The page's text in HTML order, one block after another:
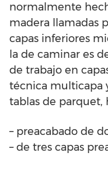
normalmente
madera llamadas
capas inferiores
la de caminar es
de trabajo en
técnica multicapa
tablas de parquet,
– preacabado de
– de tres capas